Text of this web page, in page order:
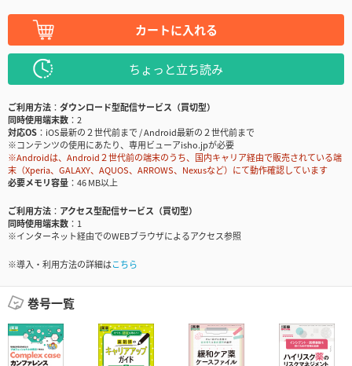
カートに入れる
ちょっと立ち読み
ご利用方法
ダウンロード型配信サービス（買切型）
同時使用端末数
2
対応OS
iOS最新の２世代前まで / Android最新の２世代前まで
※コンテンツの使用にあたり、専用ビューアisho.jpが必要
※Androidは、Android２世代前の端末のうち、国内キャリア経由で販売されている端
末（Xperia、GALAXY、AQUOS、ARROWS、Nexusなど）にて動作確認しています
必要メモリ容量
46 MB以上
ご利用方法
アクセス型配信サービス（買切型）
同時使用端末数
1
※インターネット経由でのWEBブラウザによるアクセス参照
※導入・利用方法の詳細はこちら
巻号一覧